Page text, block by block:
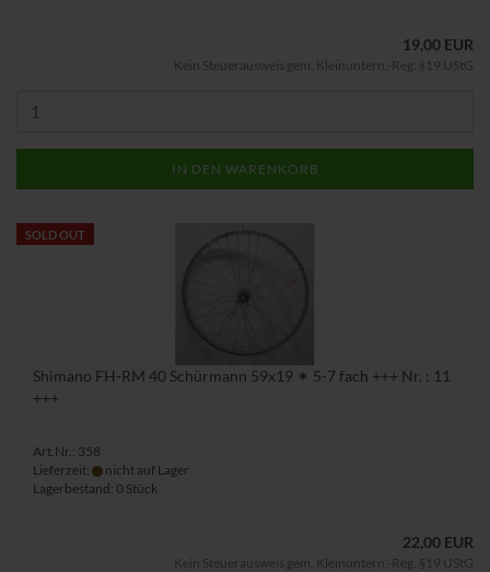
19,00 EUR
Kein Steuerausweis gem. Kleinuntern.-Reg. §19 UStG
IN DEN WARENKORB
SOLD OUT
Shimano FH-RM 40 Schürmann 59x19 ✶ 5-7 fach +++ Nr. : 11
+++
Art.Nr.: 358
Lieferzeit:
nicht auf Lager
Lagerbestand: 0 Stück
22,00 EUR
Kein Steuerausweis gem. Kleinuntern.-Reg. §19 UStG